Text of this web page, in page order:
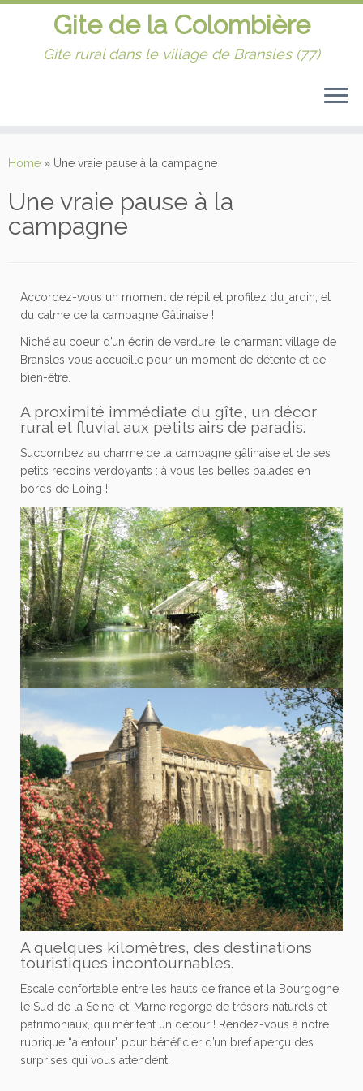
Gite de la Colombière
Gite rural dans le village de Bransles (77)
Home » Une vraie pause à la campagne
Une vraie pause à la
campagne
Accordez-vous un moment de répit et profitez du jardin, et
du calme de la campagne Gâtinaise !
Niché au coeur d’un écrin de verdure, le charmant village de
Bransles vous accueille pour un moment de détente et de
bien-être.
A proximité immédiate du gîte, un décor
rural et fluvial aux petits airs de paradis.
Succombez au charme de la campagne gâtinaise et de ses
petits recoins verdoyants : à vous les belles balades en
bords de Loing !
A quelques kilomètres, des destinations
touristiques incontournables.
Escale confortable entre les hauts de france et la Bourgogne,
le Sud de la Seine-et-Marne regorge de trésors naturels et
patrimoniaux, qui méritent un détour ! Rendez-vous à notre
rubrique “alentour" pour bénéficier d’un bref aperçu des
surprises qui vous attendent.